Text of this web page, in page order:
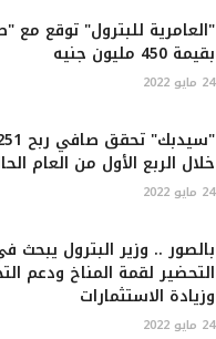
"العامرية للبترول" توقع
بقيمة 450 مليون جنيه
24 مايو 2022
خلال الربع الأول من العام
24 مايو 2022
بالصور .. وزير البترول
التحضير لقمة المناخ ودعم
وزيادة الاستثمارات
24 مايو 2022